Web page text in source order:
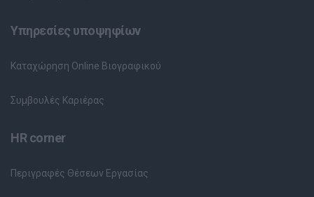
Υπηρεσίες υποψηφίων
Καταχώρηση Online Βιογραφικού
Συμβουλές Καριέρας
HR corner
Περιγραφές Θέσεων Εργασίας